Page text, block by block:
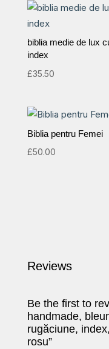
biblia medie de lux
index
£35.50
Biblia pentru Femei
£50.00
Reviews
Be the first to
handmade,
rugăciune,
rosu”